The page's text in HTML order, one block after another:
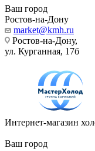
Ваш город
Ростов-на-Дону
market@kmh.ru
Ростов-на-Дону,
ул. Курганная, 17б
Интернет-магазин
Ваш город